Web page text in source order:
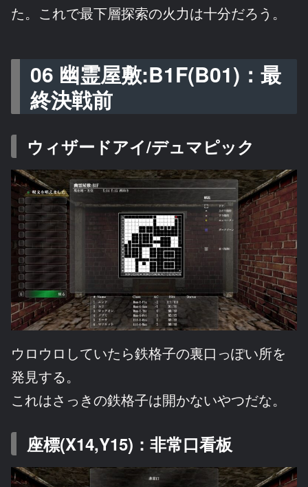
た。これで最下層探索の火力は十分だろう。
06 幽霊屋敷:B1F(B01)：最
終決戦前
ウィザードアイ/デュマピック
ウロウロしていたら鉄格子の裏口っぽい所を
発見する。
これはさっきの鉄格子は開かないやつだな。
座標(X14,Y15)：非常口看板